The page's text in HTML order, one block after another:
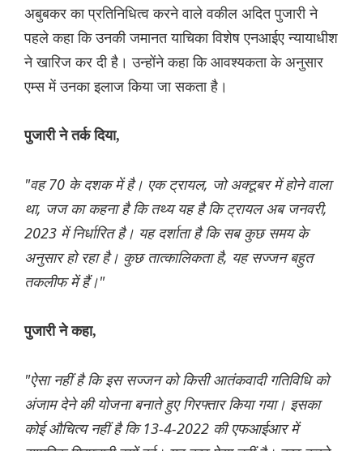
अबुबकर का प्रतिनिधित्व करने वाले वकील अदित पुजारी ने
पहले कहा कि उनकी जमानत याचिका विशेष एनआईए न्यायाधीश
ने खारिज कर दी है। उन्होंने कहा कि आवश्यकता के अनुसार
एम्स में उनका इलाज किया जा सकता है।
पुजारी ने तर्क दिया,
"वह 70 के दशक में है। एक ट्रायल, जो अक्टूबर में होने वाला
था, जज का कहना है कि तथ्य यह है कि ट्रायल अब जनवरी,
2023 में निर्धारित है। यह दर्शाता है कि सब कुछ समय के
अनुसार हो रहा है। कुछ तात्कालिकता है, यह सज्जन बहुत
तकलीफ में हैं।"
पुजारी ने कहा,
"ऐसा नहीं है कि इस सज्जन को किसी आतंकवादी गतिविधि को
अंजाम देने की योजना बनाते हुए गिरफ्तार किया गया। इसका
कोई औचित्य नहीं है कि 13-4-2022 की एफआईआर में